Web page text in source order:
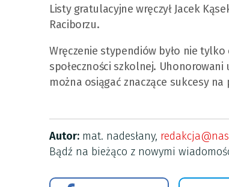
Listy gratulacyjne wręczył Jacek
Raciborzu.
Wręczenie stypendiów było nie
społeczności szkolnej.
można osiągać znaczące sukcesy
Autor: mat. nadesłany,
Bądź na bieżąco z nowymi